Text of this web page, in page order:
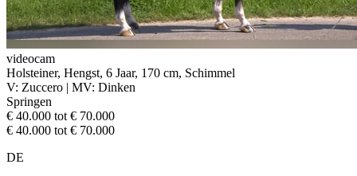
videocam
Holsteiner, Hengst, 6 Jaar, 170 cm, Schimmel
V: Zuccero | MV: Dinken
Springen
€ 40.000 tot € 70.000
€ 40.000 tot € 70.000
DE